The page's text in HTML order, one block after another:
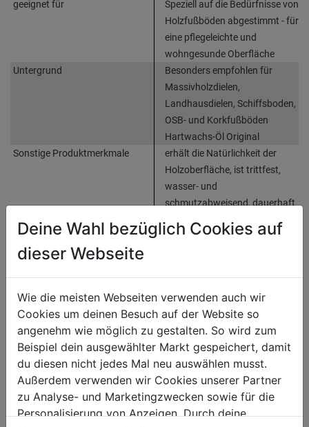
geeignet für
Speziell auf die Bedürfnisse von
Holzfußböden abgestimmt - für
eine pflegeleichte und
wohngesunde Oberfläche
Untergrund
Besonders empfohlen für
Massivholzdielen,
Landhausdielen, Schiffsboden,
OSB- und Korkfußböden
Hartwachs-Öl Original
Sonstige Produktmerkmale
erhält die Natürlichkeit der
Holzoberfläche, ist trittfest,
wasser- und
schmutzabweisend, dauerhaft
widerstandsfähig
Bewertung
HERSTELLERINFORMATIONEN
WEITERE PRODUKTE AUS DIESER
Deine Wahl bezüglich Cookies auf
dieser Webseite
Wie die meisten Webseiten verwenden auch wir
Cookies um deinen Besuch auf der Website so
angenehm wie möglich zu gestalten. So wird zum
Beispiel dein ausgewählter Markt gespeichert, damit
du diesen nicht jedes Mal neu auswählen musst.
Außerdem verwenden wir Cookies unserer Partner
zu Analyse- und Marketingzwecken sowie für die
Personalisierung von Anzeigen. Durch deine